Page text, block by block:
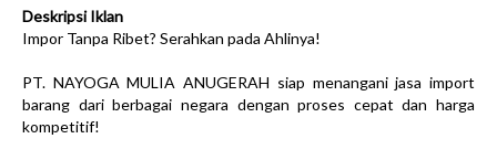
Deskripsi Iklan
Impor Tanpa Ribet? Serahkan pada Ahlinya!
PT. NAYOGA MULIA ANUGERAH siap menangani jasa import
barang dari berbagai negara dengan proses cepat dan harga
kompetitif!